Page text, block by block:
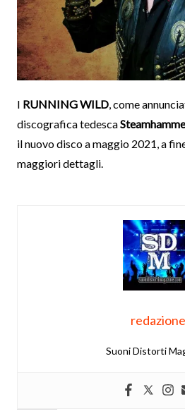
I RUNNINGWILD, come
discografica tedesca
il nuovo disco a maggio 2021, a
maggiori dettagli.
redazione
Suoni Distorti